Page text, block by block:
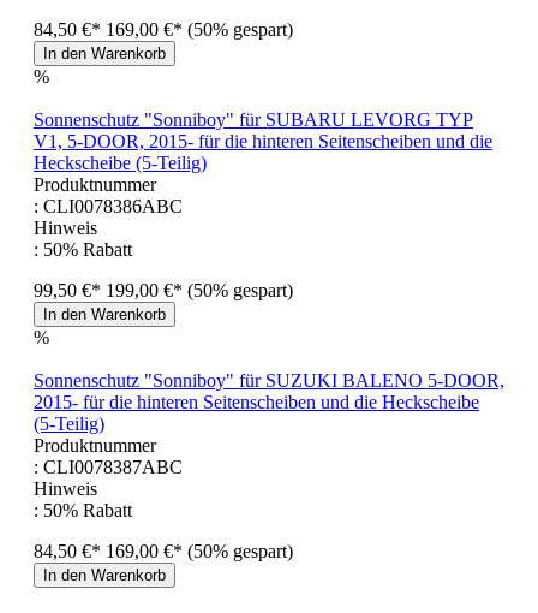
84,50 €* 169,00 €* (50% gespart)
In den Warenkorb
%
Sonnenschutz "Sonniboy" für SUBARU LEVORG TYP
V1, 5-DOOR, 2015- für die hinteren Seitenscheiben und die
Heckscheibe (5-Teilig)
Produktnummer
: CLI0078386ABC
Hinweis
: 50% Rabatt
99,50 €* 199,00 €* (50% gespart)
In den Warenkorb
%
Sonnenschutz "Sonniboy" für SUZUKI BALENO 5-DOOR,
2015- für die hinteren Seitenscheiben und die Heckscheibe
(5-Teilig)
Produktnummer
: CLI0078387ABC
Hinweis
: 50% Rabatt
84,50 €* 169,00 €* (50% gespart)
In den Warenkorb